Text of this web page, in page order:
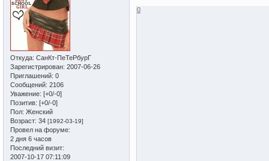
Откуда: СанКт-ПеТеРбурГ
Зарегистрирован: 2007-06-26
Приглашений: 0
Сообщений: 2106
Уважение: [+0/-0]
Позитив: [+0/-0]
Пол: Женский
Возраст: 34 [1992-03-19]
Провел на форуме:
2 дня 6 часов
Последний визит:
2007-10-17 07:11:09
0